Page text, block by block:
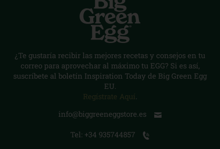
¿Te gustaría recibir las mejores recetas y consejos en tu
correo para aprovechar al máximo tu EGG? Si es así,
suscríbete al boletín Inspiration Today de Big Green Egg
EU.
Regístrate Aquí.
info@biggreeneggstore.es
Tel: +34 935744857